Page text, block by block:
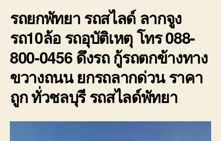
รถยกพัทยา รถสไลด์ ลากจูง
รถ10ล้อ รถอุบัติเหตุ โทร 088-
800-0456 ดึงรถ กู้รถตกข้างทาง
ขวางถนน ยกรถลากด่วน ราคา
ถูก ทั่วชลบุรี รถสไลด์พัทยา